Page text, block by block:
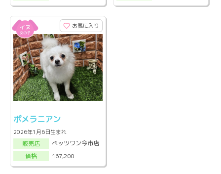
お気に入り
ポメラニアン
2026年1月6日生まれ
販売店
ペッツワン今市店
価格
167,200